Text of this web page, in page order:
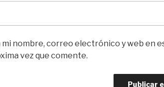
mi nombre, correo electrónico y web en
vez que comente.